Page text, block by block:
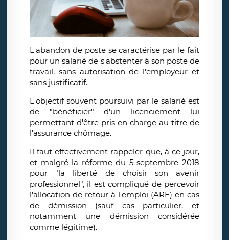
L'abandon de poste se caractérise par le fait
pour un salarié de s'abstenter à son poste de
travail, sans autorisation de l'employeur et
sans justificatif.
L'objectif souvent poursuivi par le salarié est
de "bénéficier" d'un licenciement lui
permettant d'être pris en charge au titre de
l'assurance chômage.
Il faut effectivement rappeler que, à ce jour,
et malgré la réforme du 5 septembre 2018
pour "la liberté de choisir son avenir
professionnel", il est compliqué de percevoir
l'allocation de retour à l'emploi (ARE) en cas
de démission (sauf cas particulier, et
notamment une démission considérée
comme légitime).